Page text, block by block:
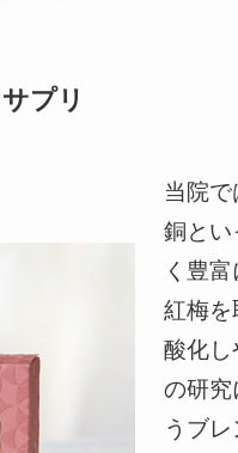
プリ
当院で
銅とい
く豊
紅梅を
酸化し
の研究
うブレ